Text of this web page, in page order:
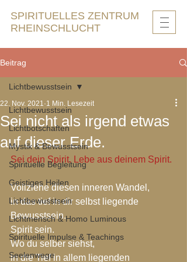
SPIRITUELLES ZENTRUM
RHEINSCHLUCHT
Beitrag
Lichtbewusstsein
Lichtbotschaften
Mystik & Bewusstsein
Spirituelle Begleitung
Geistiges Heilen
Lichtbewusstsein
Lichtmensch & Homo Luminous
Spirituelle Impulse & Teachings
Seelenwege
Lichtbewusstsein
Sei nicht als irgend etwas
auf dieser Erde.
22. Nov. 2021 1 Min. Lesezeit
Sei dein Spirit. Lebe aus deinem Spirit.
Vollziehe diesen inneren Wandel,
in das tief in dir selbst liegende
Bewusstsein.
Spirit sein.
Wo du selber siehst,
in die Tief in allem liegenden